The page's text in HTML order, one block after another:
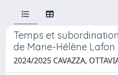
Temps et
de Marie-Hélène Lafon
2024/2025 CAVAZZA,